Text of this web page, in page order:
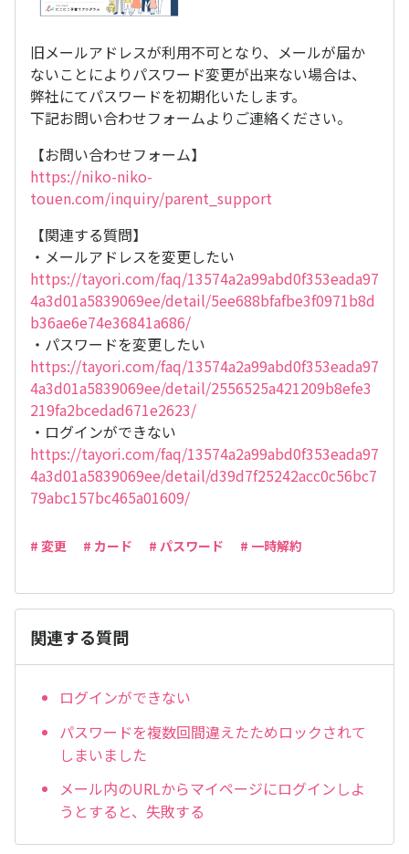
旧メールアドレスが利用不可となり、メールが届か
ないことによりパスワード変更が出来ない場合は、
弊社にてパスワードを初期化いたします。
下記お問い合わせフォームよりご連絡ください。
【お問い合わせフォーム】
https://niko-niko-
touen.com/inquiry/parent_support
【関連する質問】
・メールアドレスを変更したい
https://tayori.com/faq/13574a2a99abd0f353eada97
4a3d01a5839069ee/detail/5ee688bfafbe3f0971b8d
b36ae6e74e36841a686/
・パスワードを変更したい
https://tayori.com/faq/13574a2a99abd0f353eada97
4a3d01a5839069ee/detail/2556525a421209b8efe3
219fa2bcedad671e2623/
・ログインができない
https://tayori.com/faq/13574a2a99abd0f353eada97
4a3d01a5839069ee/detail/d39d7f25242acc0c56bc7
79abc157bc465a01609/
# 変更 # カード # パスワード # 一時解約
関連する質問
ログインができない
パスワードを複数回間違えたためロックされて
しまいました
メール内のURLからマイページにログインしよ
うとすると、失敗する